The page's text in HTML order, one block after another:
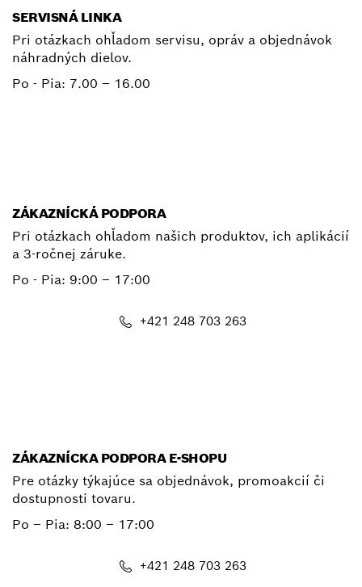
SERVISNÁ LINKA
Pri otázkach ohľadom servisu, opráv a objednávok
náhradných dielov.
Po - Pia: 7.00 – 16.00
ZÁKAZNÍCKÁ PODPORA
Pri otázkach ohľadom našich produktov, ich aplikácií
a 3-ročnej záruke.
Po - Pia: 9:00 – 17:00
+421 248 703 263
ZÁKAZNÍCKA PODPORA E-SHOPU
Pre otázky týkajúce sa objednávok, promoakcií či
dostupnosti tovaru.
Po – Pia: 8:00 – 17:00
+421 248 703 263